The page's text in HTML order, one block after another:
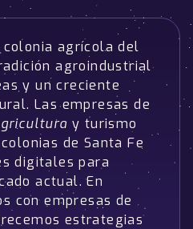
colonia agrícola del
agroindustrial
y un creciente
Las empresas de
y turismo
de Santa Fe
digitales para
actual. En
con empresas de
estrategias